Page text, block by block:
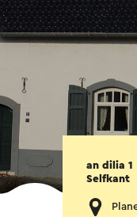
an dilia 1
Selfkant